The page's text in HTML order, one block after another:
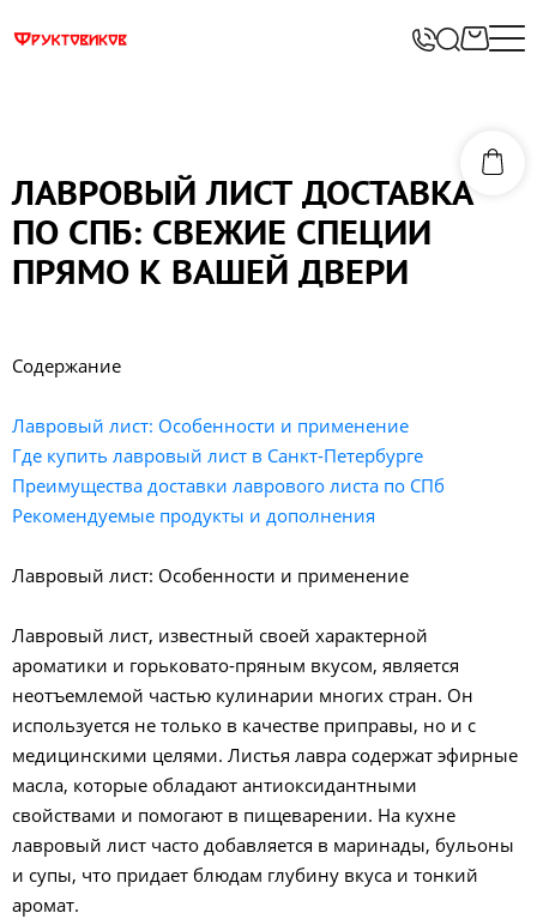
ЛАВРОВЫЙ ЛИСТ ДОСТАВКА
ПО СПБ: СВЕЖИЕ СПЕЦИИ
ПРЯМО К ВАШЕЙ ДВЕРИ
Содержание
Лавровый лист: Особенности и применение
Где купить лавровый лист в Санкт-Петербурге
Преимущества доставки лаврового листа по СПб
Рекомендуемые продукты и дополнения
Лавровый лист: Особенности и применение
Лавровый лист, известный своей характерной
ароматики и горьковато-пряным вкусом, является
неотъемлемой частью кулинарии многих стран. Он
используется не только в качестве приправы, но и с
медицинскими целями. Листья лавра содержат эфирные
масла, которые обладают антиоксидантными
свойствами и помогают в пищеварении. На кухне
лавровый лист часто добавляется в маринады, бульоны
и супы, что придает блюдам глубину вкуса и тонкий
аромат.